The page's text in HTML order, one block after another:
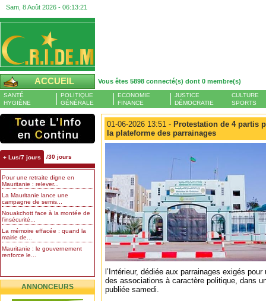
Sam, 8 Août 2026 - 06:13:22
ACCUEIL Vous êtes 5898 connecté(s) dont 0 membre(s)
SANTÉ
HYGIÈNE
POLITIQUE
GÉNÉRALE
ECONOMIE
FINANCE
JUSTICE
DÉMOCRATIE
CULTURE
SPORTS
+ Lus/7 jours /30 jours
Pour une retraite digne en
Mauritanie : relever...
La Mauritanie lance une
campagne de semis...
Nouakchott face à la montée de
l’insécurité...
La mémoire effacée : quand la
mairie de...
Mauritanie : le gouvernement
renforce le...
ANNONCEURS
01-06-2026 13:51 - Protestation de 4 partis
la plateforme des parrainages
l’Intérieur, dédiée aux parrainages exigés
des associations à caractère politique, dans
publiée samedi.